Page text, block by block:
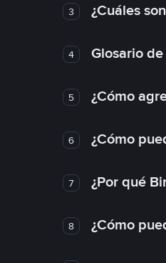
3 ¿Cuáles
4 Glosario
5 ¿Cómo
6 ¿Cómo
7 ¿Por qué
8 ¿Cómo